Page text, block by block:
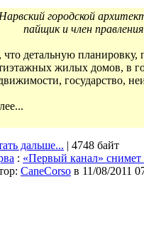
Нарвский городской
пайщик и член
что детальную
жилых домов, в
государство,
дальше... | 4748 байт
: «Первый канал»
CaneCorso в 11/08/2011